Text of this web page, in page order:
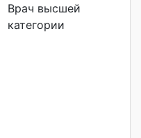
Врач высшей
категории